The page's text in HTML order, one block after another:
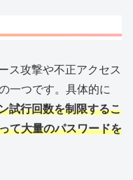
ス攻撃や不正アクセス
一つです。具体的に
試行回数を制限するこ
て大量のパスワードを